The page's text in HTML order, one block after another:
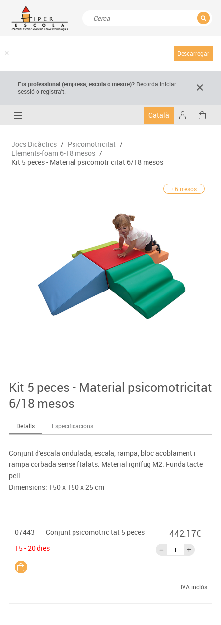
Descarregar
Ets professional (empresa,escola o mestre)? Recorda iniciar
sessió o registra't.
Català
Jocs Didàctics / Psicomotricitat /
Elements-foam 6-18 mesos /
Kit 5 peces - Material psicomotricitat 6/18 mesos
+6 mesos
Kit 5 peces - Material psicomotricitat
6/18 mesos
Detalls Especificacions
Conjunt d'escala ondulada, escala, rampa, bloc acoblament i
rampa corbada sense ftalats. Material ignífug M2. Funda tacte
pell
Dimensions: 150 x 150 x 25 cm
07443
Conjunt psicomotricitat 5 peces
15 - 20 dies
442.17€
IVA inclòs